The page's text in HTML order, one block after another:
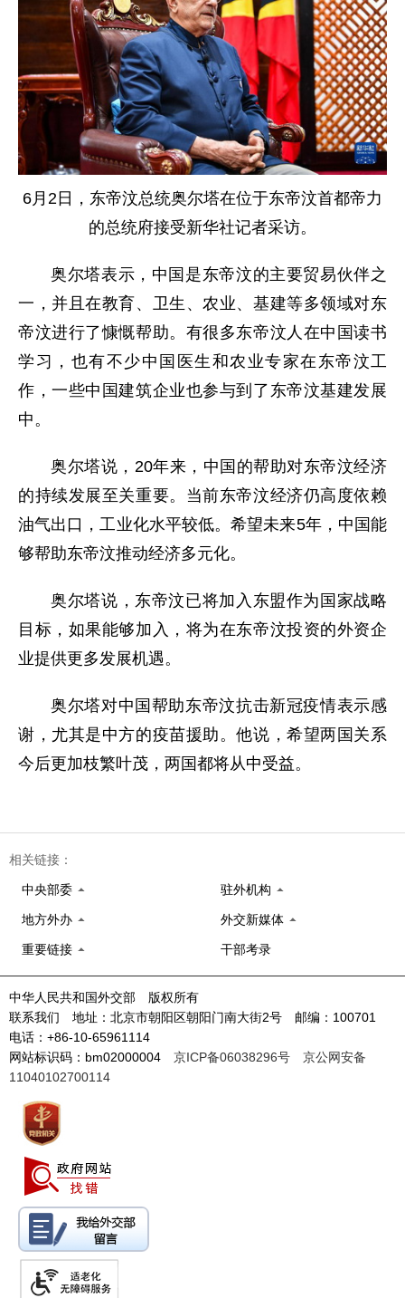
6月2日，东帝汶总统奥尔塔在位于东帝汶首都帝力
的总统府接受新华社记者采访。
奥尔塔表示，中国是东帝汶的主要贸易伙伴之
一，并且在教育、卫生、农业、基建等多领域对东
帝汶进行了慷慨帮助。有很多东帝汶人在中国读书
学习，也有不少中国医生和农业专家在东帝汶工
作，一些中国建筑企业也参与到了东帝汶基建发展
中。
奥尔塔说，20年来，中国的帮助对东帝汶经济
的持续发展至关重要。当前东帝汶经济仍高度依赖
油气出口，工业化水平较低。希望未来5年，中国能
够帮助东帝汶推动经济多元化。
奥尔塔说，东帝汶已将加入东盟作为国家战略
目标，如果能够加入，将为在东帝汶投资的外资企
业提供更多发展机遇。
奥尔塔对中国帮助东帝汶抗击新冠疫情表示感
谢，尤其是中方的疫苗援助。他说，希望两国关系
今后更加枝繁叶茂，两国都将从中受益。
相关链接：
中央部委 驻外机构
地方外办 外交新媒体
重要链接 干部考录
中华人民共和国外交部 版权所有
联系我们 地址：北京市朝阳区朝阳门南大街2号 邮编：100701
电话：+86-10-65961114
网站标识码：bm02000004 京ICP备06038296号
京公网安备
11040102700114